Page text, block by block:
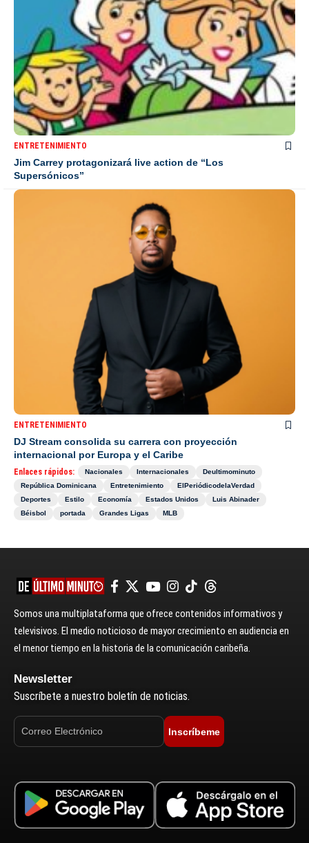
ENTRETENIMIENTO
Jim Carrey protagonizará live action de “Los
Supersónicos”
ENTRETENIMIENTO
DJ Stream consolida su carrera con proyección
internacional por Europa y el Caribe
Enlaces rápidos: Nacionales Internacionales
Deultimominuto
República Dominicana
Entretenimiento
ElPeriódicodelaVerdad
Deportes
Estilo Economía Estados Unidos
Luis Abinader
Béisbol
portada Grandes Ligas MLB
Somos una multiplataforma que ofrece contenidos informativos y
televisivos. El medio noticioso de mayor crecimiento en audiencia en
el menor tiempo en la historia de la comunicación caribeña.
Newsletter
Suscríbete a nuestro boletín de noticias.
Inscríbeme